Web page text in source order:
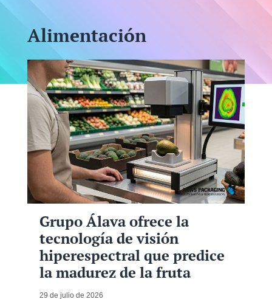
Alimentación
Grupo Álava ofrece la
tecnología de visión
hiperespectral que predice
la madurez de la fruta
29 de julio de 2026